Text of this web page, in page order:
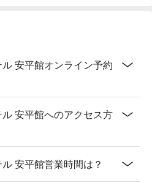
安平館オンライン予約
安平館へのアクセス方
安平館営業時間は？